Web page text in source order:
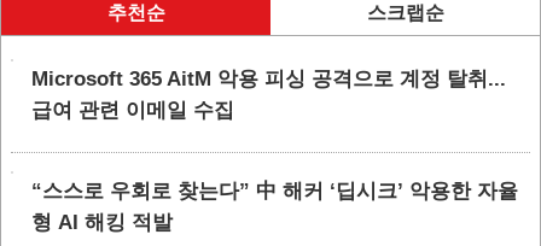
추천순 스크랩순
Microsoft 365 AitM 악용 피싱 공격으로 계정 탈취...
급여 관련 이메일 수집
“스스로 우회로 찾는다” 中 해커 ‘딥시크’ 악용한 자율
형 AI 해킹 적발